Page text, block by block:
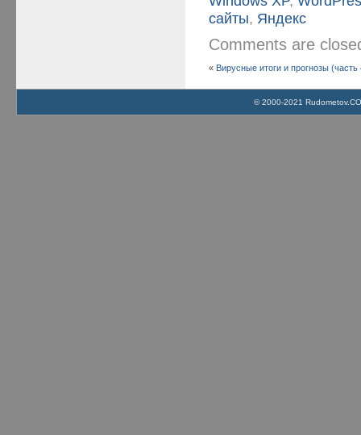
сайты, Яндекс
Comments are
« Вирусные итоги и прогнозы (часть
© 2000-2021